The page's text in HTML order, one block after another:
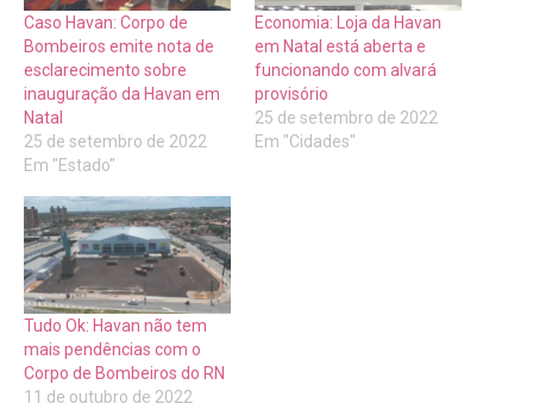
Caso Havan: Corpo de
Bombeiros emite nota de
esclarecimento sobre
inauguração da Havan em
Natal
25 de setembro de 2022
Em "Estado"
Economia: Loja da Havan
em Natal está aberta e
funcionando com alvará
provisório
25 de setembro de 2022
Em "Cidades"
Tudo Ok: Havan não tem
mais pendências com o
Corpo de Bombeiros do RN
11 de outubro de 2022